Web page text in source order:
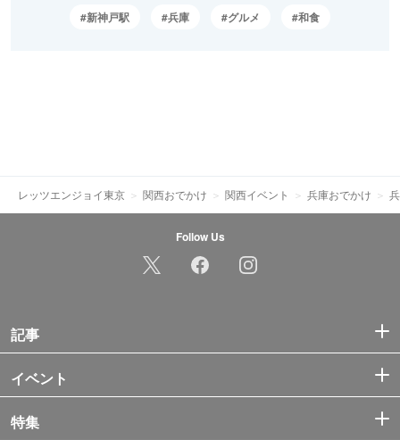
新神戸駅 兵庫 グルメ 和食
レッツエンジョイ東京 関西おでかけ 関西イベント 兵庫おでかけ
Follow Us
記事
イベント
特集